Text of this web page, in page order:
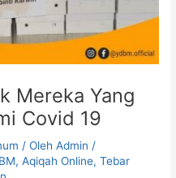
Mereka Yang
Covid 19
/ OlehAdmin /
,Aqiqah Online,Tebar